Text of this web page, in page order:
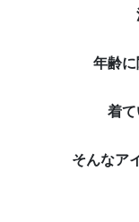
年齢に
着て
そんなア